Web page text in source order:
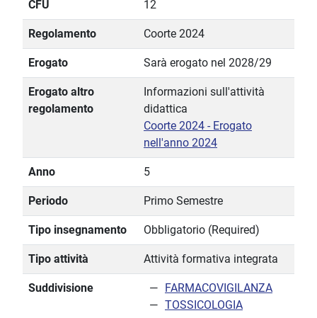
CFU 12
Regolamento Coorte 2024
Erogato Sarà erogato nel 2028/29
Erogato altro
regolamento
Informazioni sull'attività
didattica
Coorte 2024 - Erogato
nell'anno 2024
Anno 5
Periodo Primo Semestre
Tipo insegnamento Obbligatorio (Required)
Tipo attività Attività formativa integrata
Suddivisione
FARMACOVIGILANZA
TOSSICOLOGIA